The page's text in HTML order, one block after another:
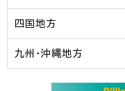
四国地方
九州・沖縄地方